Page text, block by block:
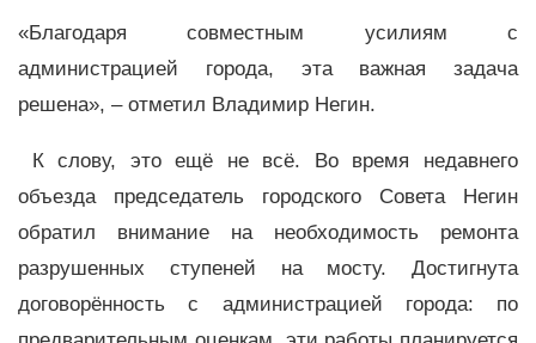
«Благодаря совместным усилиям с
администрацией города, эта важная задача
решена», – отметил Владимир Негин.
К слову, это ещё не всё. Во время недавнего
объезда председатель городского Совета Негин
обратил внимание на необходимость ремонта
разрушенных ступеней на мосту. Достигнута
договорённость с администрацией города: по